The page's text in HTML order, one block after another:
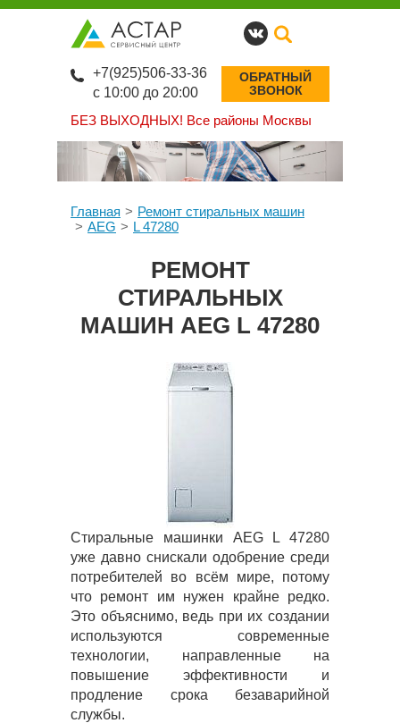
БЕЗ ВЫХОДНЫХ! Все районы Москвы
+7(925)506-33-36
с 10:00 до 20:00
ОБРАТНЫЙ
ЗВОНОК
Главная
Ремонт стиральных машин
AEG
L 47280
РЕМОНТ
СТИРАЛЬНЫХ
МАШИН AEG L 47280
Стиральные машинки AEG L 47280
уже давно снискали одобрение среди
потребителей во всём мире, потому
что ремонт им нужен крайне редко.
Это объяснимо, ведь при их создании
используются современные
технологии, направленные на
повышение эффективности и
продление срока безаварийной
службы.